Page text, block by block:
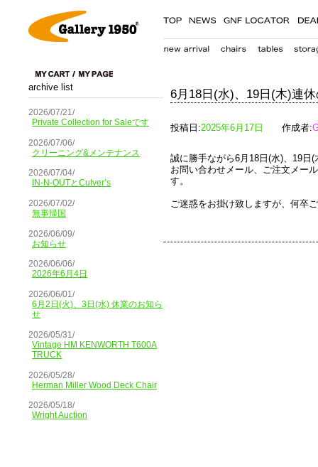
archive list
2026/07/21/
Private Collection for Saleです
2026/07/06/
クリーニング&メンテナンス
2026/07/04/
IN-N-OUTとCulver’s
2026/07/02/
無事帰国
2026/06/09/
お知らせ
2026/06/06/
2026年6月4日
2026/06/01/
6月2日(火)、3日(水) 休業のお知ら
せ
2026/05/31/
Vintage HM KENWORTH T600A
TRUCK
2026/05/28/
Herman Miller Wood Deck Chair
2026/05/18/
Wright Auction
6月18日(水)、19日(木)連
投稿日:2025年6月17日 作成者:
誠に勝手ながら6月18日(水)、19日
お問い合わせメール、ご注文メー
す。
ご迷惑をお掛け致しますが、何卒